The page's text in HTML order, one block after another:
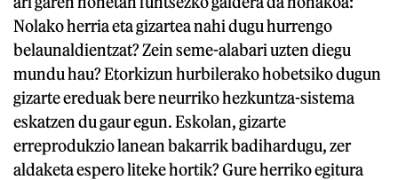
Nolako herria eta gizartea nahi dugu hurrengo
belaunaldientzat? Zein seme-alabari uzten diegu
mundu hau? Etorkizun hurbilerako hobetsiko dugun
gizarte ereduak bere neurriko hezkuntza-sistema
eskatzen du gaur egun. Eskolan, gizarte
erreprodukzio lanean bakarrik badihardugu, zer
aldaketa espero liteke hortik? Gure herriko egitura